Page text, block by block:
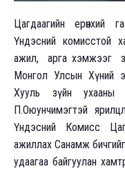
Цагдаагийн ерөнхий
Үндэсний комисстой
ажил, арга хэмжээг
Монгол Улсын Хүний
Хууль зүйн
П.Оюунчимэгтэй
Үндэсний Комисс
ажиллах Санамж
удаагаа байгуулан